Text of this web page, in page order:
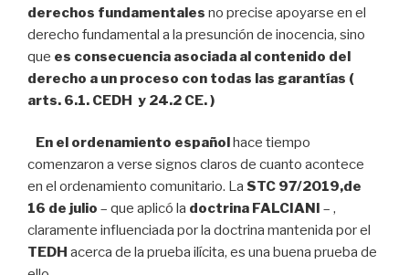
derechos fundamentales no precise apoyarse en el
derecho fundamental a la presunción de inocencia, sino
que es consecuencia asociada al contenido del
derecho a un proceso con todas las garantías (
arts. 6.1. CEDH y 24.2 CE. )
En el ordenamiento español hace tiempo
comenzaron a verse signos claros de cuanto acontece
en el ordenamiento comunitario. La STC 97/2019,de
16 de julio – que aplicó la doctrina FALCIANI
– ,
claramente influenciada por la doctrina mantenida por el
TEDH acerca de la prueba ilícita, es una buena prueba de